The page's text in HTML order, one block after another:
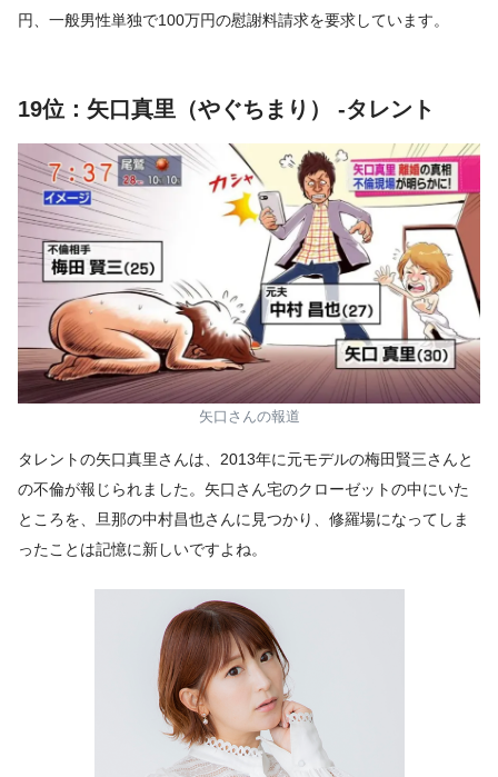
円、一般男性単独で100万円の慰謝料請求を要求しています。
19位：矢口真里（やぐちまり） -タレント
矢口さんの報道
タレントの矢口真里さんは、2013年に元モデルの梅田賢三さんと
の不倫が報じられました。矢口さん宅のクローゼットの中にいた
ところを、旦那の中村昌也さんに見つかり、修羅場になってしま
ったことは記憶に新しいですよね。